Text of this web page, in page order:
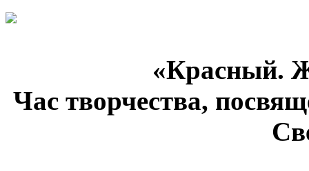
«Красный.
Час творчества,